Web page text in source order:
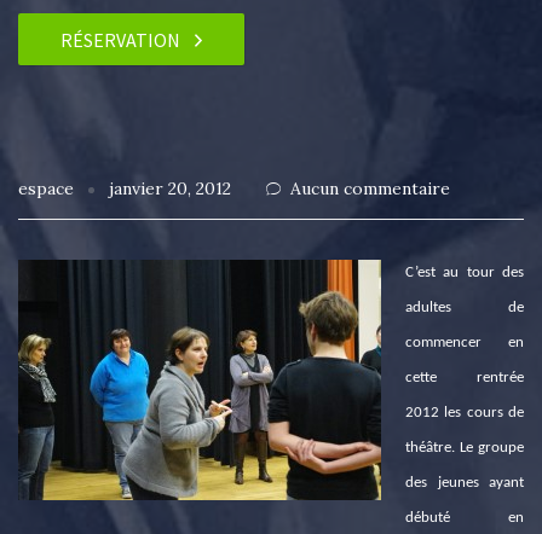
RÉSERVATION
espace janvier 20, 2012 Aucun commentaire
C’est au tour des
adultes de
commencer en
cette rentrée
2012 les cours de
théâtre. Le groupe
des jeunes ayant
débuté en